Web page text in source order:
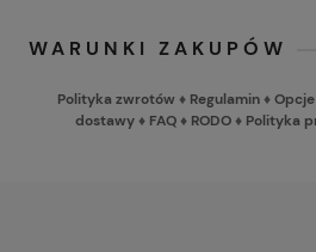
WARUNKI ZAKUPÓW
Polityka zwrotów ♦ Regulamin♦
dostawy♦ FAQ♦ RODO♦ Polityka